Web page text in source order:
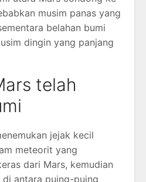
musim panas yang
belahan bumi
dingin yang panjang
telah
jejak kecil
meteorit yang
dari Mars, kemudian
antara puing-puing